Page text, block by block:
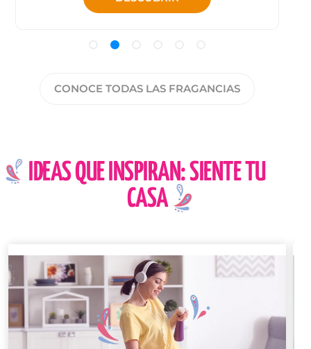
CONOCE TODAS LAS FRAGANCIAS
IDEAS QUE INSPIRAN: SIENTE TU
CASA